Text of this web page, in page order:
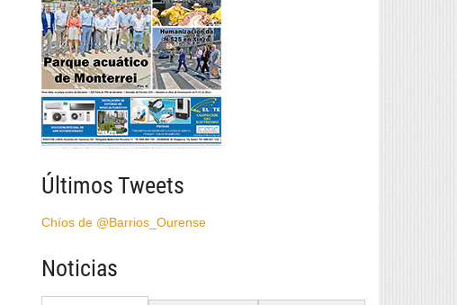
Últimos Tweets
Chíos de @Barrios_Ourense
Noticias